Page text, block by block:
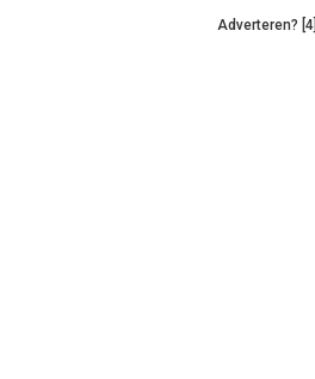
Adverteren? [4]